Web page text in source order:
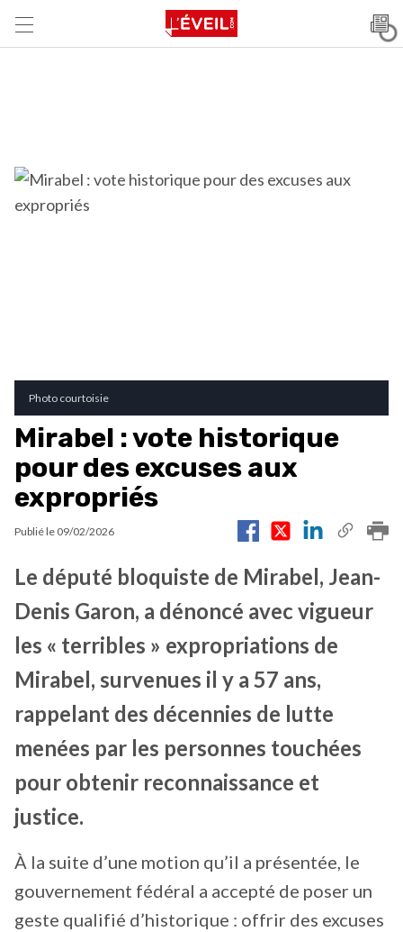
Photo courtoisie
Mirabel : vote historique
pour des excuses aux
expropriés
Publié le 09/02/2026
Le député bloquiste de Mirabel, Jean-
Denis Garon, a dénoncé avec vigueur
les « terribles » expropriations de
Mirabel, survenues il y a 57 ans,
rappelant des décennies de lutte
menées par les personnes touchées
pour obtenir reconnaissance et
justice.
À la suite d’une motion qu’il a présentée, le
gouvernement fédéral a accepté de poser un
geste qualifié d’historique : offrir des excuses